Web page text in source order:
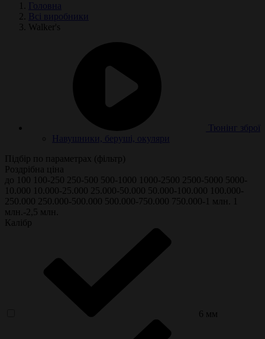
Головна
Всі виробники
Walker's
Тюнінг зброї
Навушники, беруші, окуляри
Підбір по параметрах (фільтр)
Роздрібна ціна
до 100 100-250 250-500 500-1000 1000-2500 2500-5000 5000-
10.000 10.000-25.000 25.000-50.000 50.000-100.000 100.000-
250.000 250.000-500.000 500.000-750.000 750.000-1 млн.
1
млн.-2,5 млн.
Калібр
6 мм